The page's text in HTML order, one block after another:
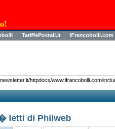
TariffePostali.it iFrancobolli.com
httpdocs/www.ifrancobolli.com/
letti di Philweb